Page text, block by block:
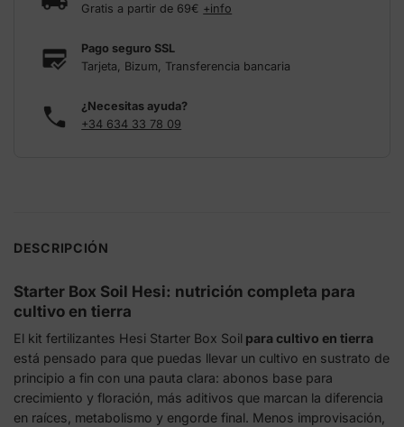
Gratis a partir de 69€ +info
Pago seguro SSL
Tarjeta, Bizum, Transferencia bancaria
¿Necesitas ayuda?
+34 634 33 78 09
DESCRIPCIÓN
Starter Box Soil Hesi: nutrición completa para
cultivo en tierra
El kit fertilizantes Hesi Starter Box Soil para cultivo en tierra
está pensado para que puedas llevar un cultivo en sustrato de
principio a fin con una pauta clara: abonos base para
crecimiento y floración, más aditivos que marcan la diferencia
en raíces, metabolismo y engorde final. Menos improvisación,